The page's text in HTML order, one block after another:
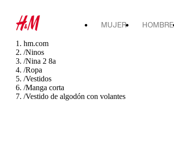
MUJER HOMBRE
hm.com
/Ninos
/Nina 2 8a
/Ropa
/Vestidos
/Manga corta
/Vestido de algodón con volantes